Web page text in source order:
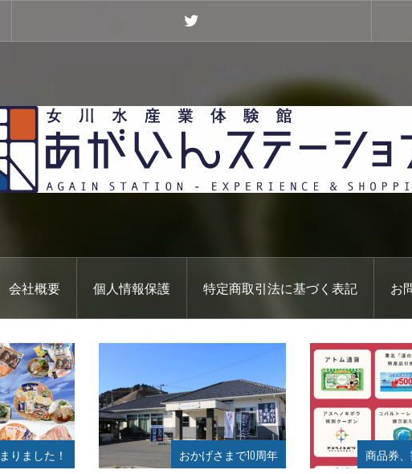
会社概要 個人情報保護 特定商取引法に基づく表記 お
おかげさまで10周年 商品券、割引サービ